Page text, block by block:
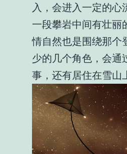
入，会进入一定的
一段攀岩中间有壮丽
情自然也是围绕那个
少的几个角色，会通
事，还有居住在雪山